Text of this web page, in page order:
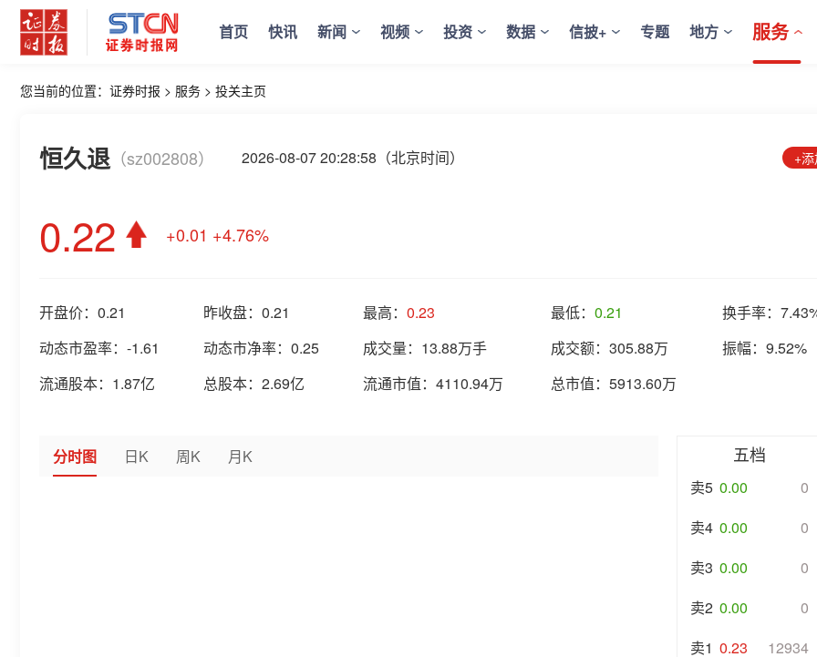
首页 快讯 新闻 视频 投资 数据 信披+ 专题 地方 服务
您当前的位置： 证券时报 > 服务 > 投关主页
恒久退 （sz002808） 2026-08-07 20:28:58（北京时间） +
0.22 +0.01 +4.76%
开盘价： 0.21 昨收盘： 0.21 最高： 0.23 最低： 0.21 换手率：
动态市盈率： -1.61 动态市净率： 0.25 成交量： 13.88万手 成交额： 305.88万 振幅： 9.52%
流通股本： 1.87亿 总股本： 2.69亿 流通市值： 4110.94万 总市值： 5913.60万
分时图 日K 周K 月K 五档
卖5 0.00
0
卖4 0.00
0
卖3 0.00
0
卖2 0.00
0
卖1 0.23 12934